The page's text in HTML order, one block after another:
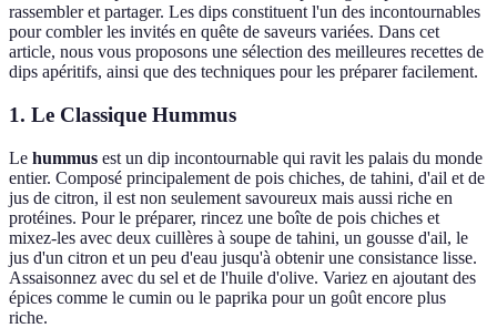
rassembler et partager. Les dips constituent l'un des incontournables
pour combler les invités en quête de saveurs variées. Dans cet
article, nous vous proposons une sélection des meilleures recettes de
dips apéritifs, ainsi que des techniques pour les préparer facilement.
1. Le Classique Hummus
Le hummus est un dip incontournable qui ravit les palais du monde
entier. Composé principalement de pois chiches, de tahini, d'ail et de
jus de citron, il est non seulement savoureux mais aussi riche en
protéines. Pour le préparer, rincez une boîte de pois chiches et
mixez-les avec deux cuillères à soupe de tahini, un gousse d'ail, le
jus d'un citron et un peu d'eau jusqu'à obtenir une consistance lisse.
Assaisonnez avec du sel et de l'huile d'olive. Variez en ajoutant des
épices comme le cumin ou le paprika pour un goût encore plus
riche.